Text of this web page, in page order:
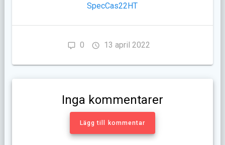
SpecCas22HT
0 13 april 2022
Inga kommentarer
Lägg till kommentar